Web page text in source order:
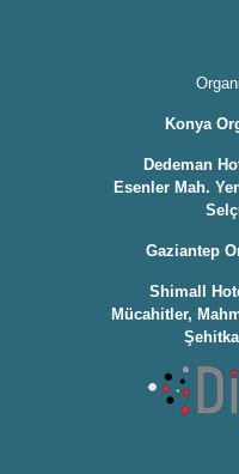
Konya
Dedeman
Esenler Mah.
Gaziantep
Shimall
Mücahitler,